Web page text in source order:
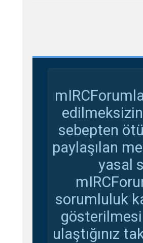
sebepten
paylaşılan
yasal
sorumluluk
ulaştığınız